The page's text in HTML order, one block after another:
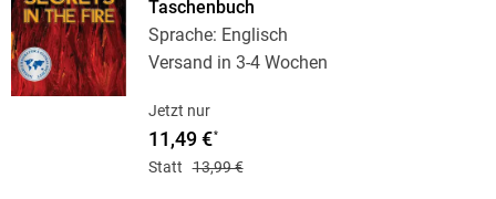
Taschenbuch
Sprache: Englisch
Versand in 3-4 Wochen
Jetzt nur
11,49 €*
Statt 13,99 €